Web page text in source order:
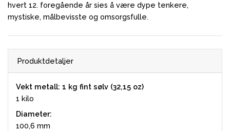
hvert 12. foregående år sies å være dype tenkere,
mystiske, målbevisste og omsorgsfulle.
Produktdetaljer
Vekt metall: 1 kg fint sølv (32,15 oz)
1 kilo
Diameter:
100,6 mm